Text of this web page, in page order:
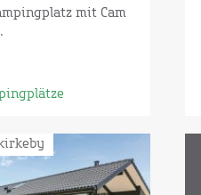
mit Cam